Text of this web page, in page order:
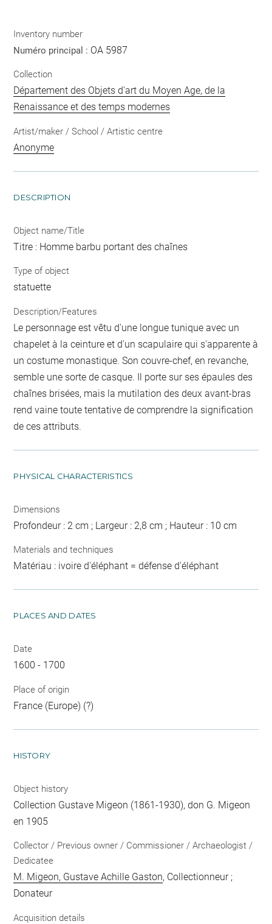
Inventory number
Numéro principal : OA 5987
Collection
Département des Objets d'art du Moyen Age, de la
Renaissance et des temps modernes
Artist/maker / School / Artistic centre
Anonyme
DESCRIPTION
Object name/Title
Titre : Homme barbu portant des chaînes
Type of object
statuette
Description/Features
Le personnage est vêtu d'une longue tunique avec un
chapelet à la ceinture et d'un scapulaire qui s'apparente à
un costume monastique. Son couvre-chef, en revanche,
semble une sorte de casque. Il porte sur ses épaules des
chaînes brisées, mais la mutilation des deux avant-bras
rend vaine toute tentative de comprendre la signification
de ces attributs.
PHYSICAL CHARACTERISTICS
Dimensions
Profondeur : 2 cm ; Largeur : 2,8 cm ; Hauteur : 10 cm
Materials and techniques
Matériau : ivoire d'éléphant = défense d'éléphant
PLACES AND DATES
Date
1600 - 1700
Place of origin
France (Europe) (?)
HISTORY
Object history
Collection Gustave Migeon (1861-1930), don G. Migeon
en 1905
Collector / Previous owner / Commissioner / Archaeologist /
Dedicatee
M. Migeon, Gustave Achille Gaston, Collectionneur ;
Donateur
Acquisition details